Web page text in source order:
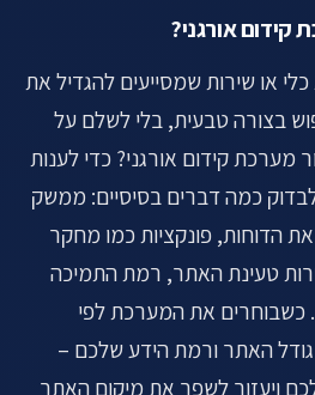
קידום אורגני?
או שירות שמסייעים להגדיל את
בצורה טבעית, בלי לשלם על
מערכת קידום אורגני? כדי לענות
כמה דברים בסיסיים: ממשק
הדוחות, פונקציות כמו מחקר
טעינת האתר, רמת התמיכה
כשבוחרים את המערכת לפי
האתר ורמת הידע שלכם –
ויעזור לשפר את מיקום האתר